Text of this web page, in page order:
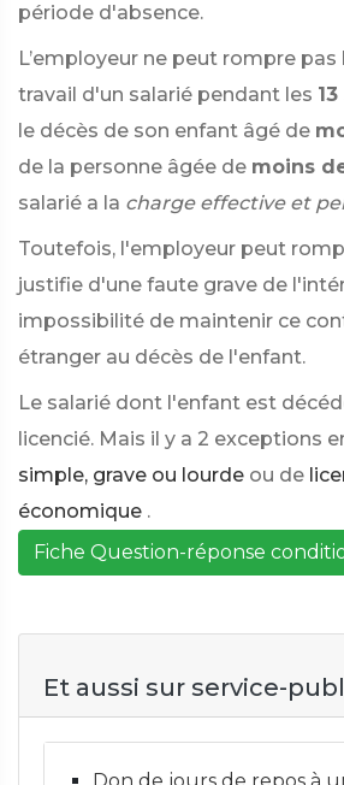
période d'absence.
L’employeur ne peut rompre
travail d'un salarié pendant les
le décès de son enfant âgé de
de la personne âgée de moins
salarié a la charge effective et
Toutefois, l'employeur peut
justifie d'une faute grave de
impossibilité de maintenir ce
étranger au décès de l'enfant.
Le salarié dont l'enfant est
licencié. Mais il y a 2 exceptions
simple, grave ou lourde ou de
économique .
Fiche Question-réponse
Et aussi sur service-